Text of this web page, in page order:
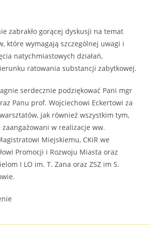
zabrakło gorącej dyskusji na temat
które wymagają szczególnej uwagi i
natychmiastowych działań,
ratowania substancji zabytkowej.
serdecznie podziękować Pani mgr
Panu prof. Wojciechowi Eckertowi za
jak również wszystkim tym,
w realizacje ww.
Miejskiemu, CKiR we
Promocji i Rozwoju Miasta oraz
I LO im. T. Zana oraz ZSZ im S.